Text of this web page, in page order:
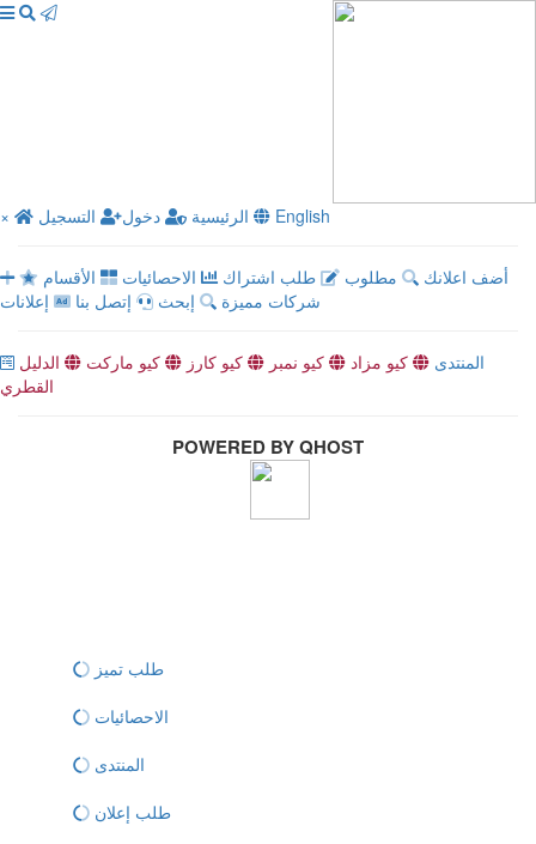
× الرئيسية دخول التسجيل English
أضف اعلانك مطلوب طلب اشتراك الاحصائيات
الأقسام
شركات مميزة
إبحث إتصل بنا إعلانات
المنتدى كيو مزاد كيو نمبر كيو كارز كيو ماركت
الدليل
القطري
POWERED BY QHOST
طلب تميز
الاحصائيات
المنتدى
طلب إعلان